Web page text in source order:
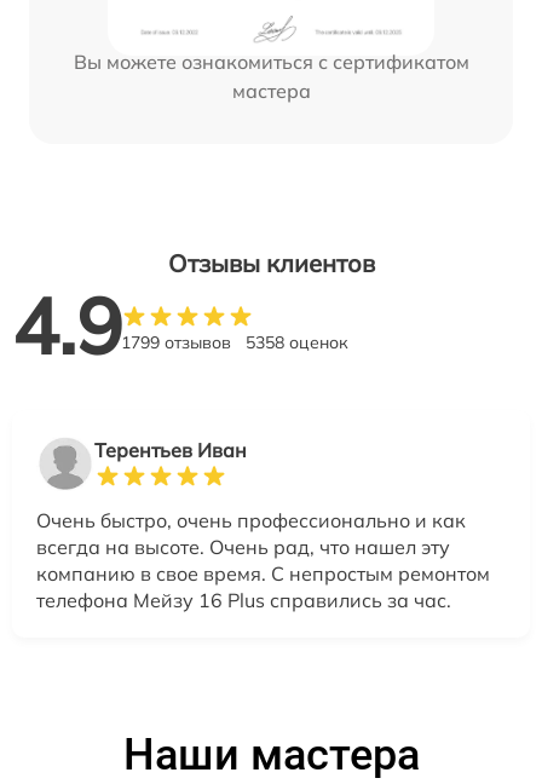
Вы можете ознакомиться с сертификатом
мастера
Отзывы клиентов
4.91799 отзывов 5358 оценок
Терентьев Иван
Очень быстро, очень профессионально и как
всегда на высоте. Очень рад, что нашел эту
компанию в свое время. С непростым ремонтом
телефона Мейзу 16 Plus справились за час.
Наши мастера